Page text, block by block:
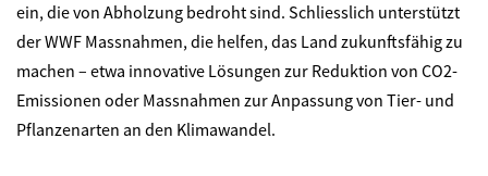
ein, die von Abholzung bedroht sind. Schliesslich unterstützt
der WWF Massnahmen, die helfen, das Land zukunftsfähig zu
machen – etwa innovative Lösungen zur Reduktion von CO2-
Emissionen oder Massnahmen zur Anpassung von Tier- und
Pflanzenarten an den Klimawandel.